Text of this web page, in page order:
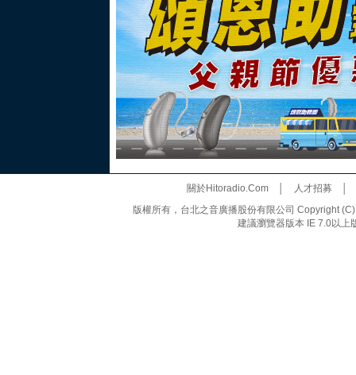
關於Hitoradio.Com│ 人才招募
版權所有，台北之音廣播股份有限公司 Copyright
建議瀏覽器版本 IE 7.0以上